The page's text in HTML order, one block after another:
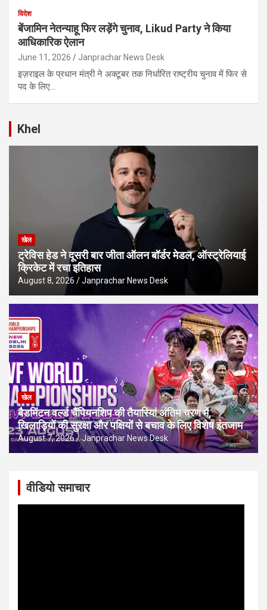
विदेश
बेंजामिन नेतन्याहू फिर लड़ेंगे चुनाव, Likud Party ने किया
आधिकारिक ऐलान
June 11, 2026 Janprachar News Desk
इज़राइल के प्रधान मंत्री ने अक्टूबर तक निर्धारित राष्ट्रीय चुनाव में फिर से
पद के लिए…
Khel
खेल
ट्रेविस हेड ने दूसरी बार जीता ऑलन बॉर्डर मेडल, ऑस्ट्रेलियाई
क्रिकेट में रचा इतिहास
August 8, 2026 Janprachar News Desk
खेल
बैडमिंटन वर्ल्ड चैंपियनशिप की तैयारियां अंतिम चरण में,
खिलाड़ियों की सुरक्षा और पक्षियों से बचाव के लिए विशेष इंतजाम
August 7, 2026 Janprachar News Desk
वीडियो समाचार